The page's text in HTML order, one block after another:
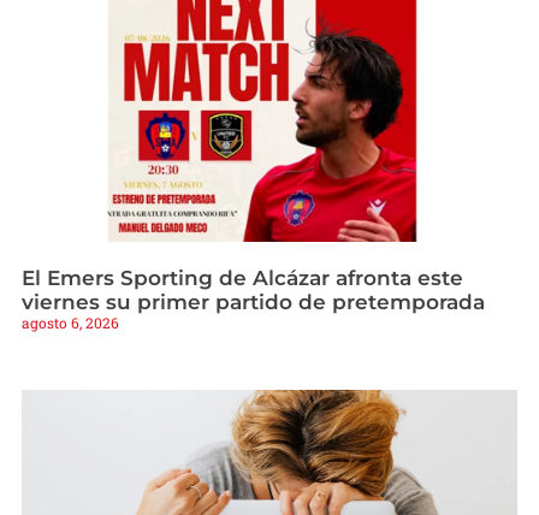
El Emers Sporting de Alcázar afronta este
viernes su primer partido de pretemporada
agosto 6, 2026